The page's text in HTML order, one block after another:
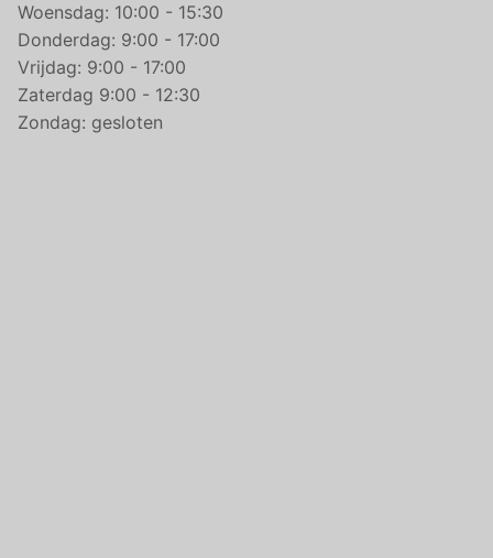
Woensdag: 10:00 - 15:30
Donderdag: 9:00 - 17:00
Vrijdag: 9:00 - 17:00
Zaterdag 9:00 - 12:30
Zondag: gesloten